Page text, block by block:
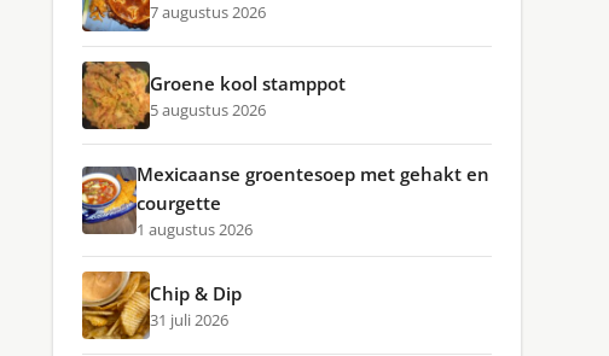
7 augustus 2026
Groene kool stamppot
5 augustus 2026
Mexicaanse groentesoep met gehakt en
courgette
1 augustus 2026
Chip & Dip
31 juli 2026